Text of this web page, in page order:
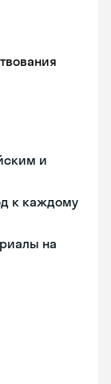
и
к каждому
на